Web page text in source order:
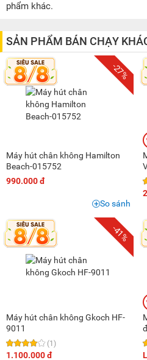
500K - 1 triệu
1,5 triệu - 2 triệu (1)
2 triệu - 3 triệu
3 triệu - 5 triệu
15 triệu - 20 triệu
phẩm khác.
SẢN PHẨM BÁN CHẠY
-27%
Máy hút chân không Hamilton
Beach-015752
990.000 đ
So sánh
-41%
Máy hút chân không Gkoch HF-
9011
(1)
1.100.000 đ